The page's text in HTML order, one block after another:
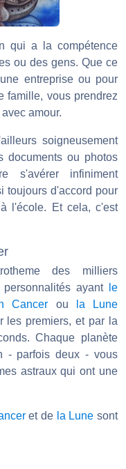
qui a la compétence
ou des gens. Que ce
entreprise ou pour
famille, vous prendrez
amour.
soigneusement
documents ou photos
s'avérer infiniment
toujours d'accord pour
l'école. Et cela, c'est
des milliers
ayant
le
Cancer ou
la Lune
les premiers, et par la
Chaque planète
- parfois deux - vous
astraux qui ont une
et de la Lune sont